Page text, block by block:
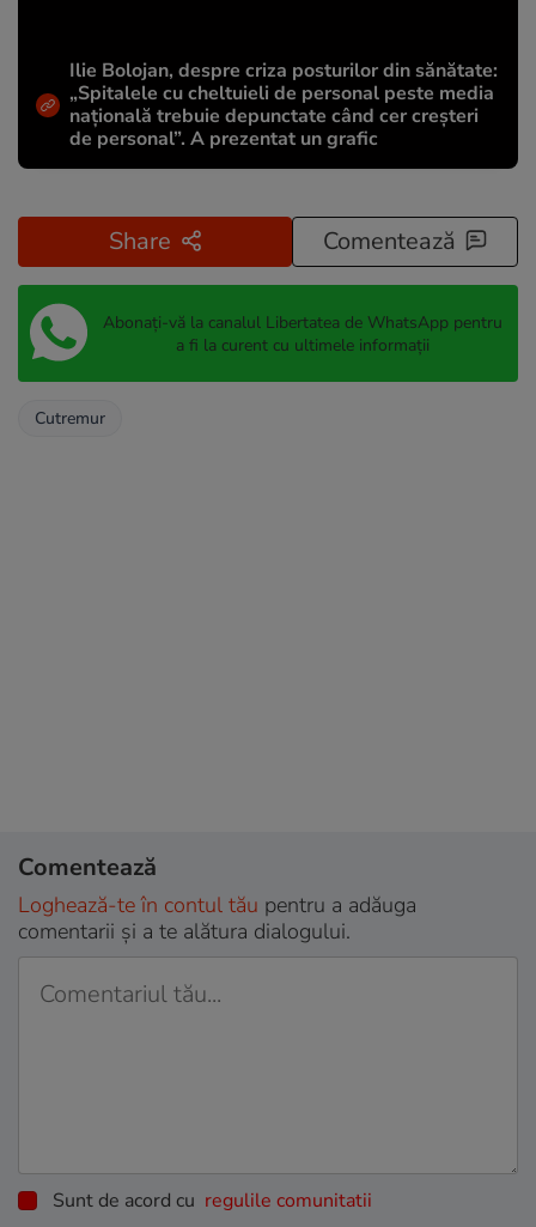
Ilie Bolojan, despre criza posturilor din sănătate:
„Spitalele cu cheltuieli de personal peste media
națională trebuie depunctate când cer creșteri
de personal”. A prezentat un grafic
Share Comentează
Abonați-vă la canalul Libertatea de WhatsApp pentru
a fi la curent cu ultimele informații
Cutremur
Comentează
Loghează-te în contul tău pentru a adăuga
comentarii și a te alătura dialogului.
Sunt de acord cu regulile comunitatii